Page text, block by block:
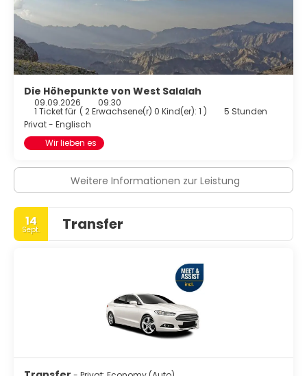
Die Höhepunkte von West Salalah
09.09.2026 09:30
1 Ticket für ( 2 Erwachsene(r) 0 Kind(er): 1 )
5 Stunden
Privat - Englisch
Wir lieben es
Weitere Informationen zur Leistung
14
Sept. Transfer